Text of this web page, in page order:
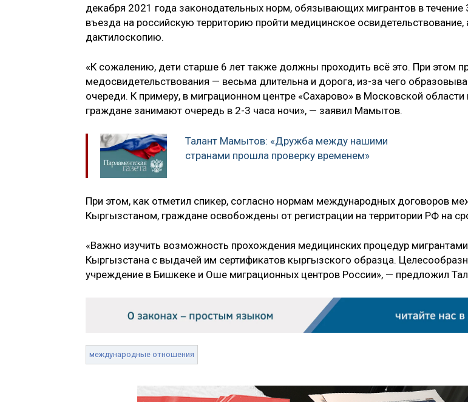
декабря 2021 года законодательных норм, обязывающих мигрантов в течение
въезда на российскую территорию пройти медицинское освидетельствование,
дактилоскопию.
«К сожалению, дети старше 6 лет также должны проходить всё это. При этом
медосвидетельствования — весьма длительна и дорога, из-за чего
очереди. К примеру, в миграционном центре «Сахарово» в Московской
граждане занимают очередь в 2-3 часа ночи», — заявил Мамытов.
Талант Мамытов: «Дружба между нашими
странами прошла проверку временем»
При этом, как отметил спикер, согласно нормам международных договоров
Кыргызстаном, граждане освобождены от регистрации на территории РФ на
«Важно изучить возможность прохождения медицинских процедур мигрантами
Кыргызстана с выдачей им сертификатов кыргызского образца.
учреждение в Бишкеке и Оше миграционных центров России», — предложил
международные отношения